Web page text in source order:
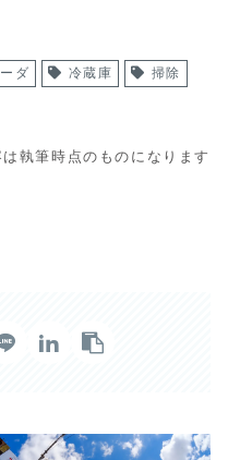
ダ 冷蔵庫 掃除
執筆時点のものになります